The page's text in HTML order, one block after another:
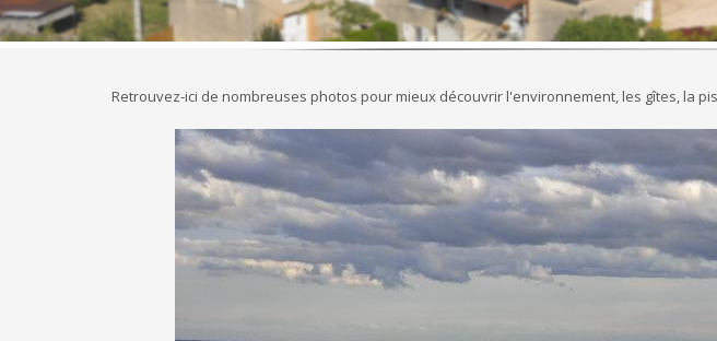
Retrouvez-ici de nombreuses photos pour mieux découvrir l'environnement, les gîtes, la
Previous